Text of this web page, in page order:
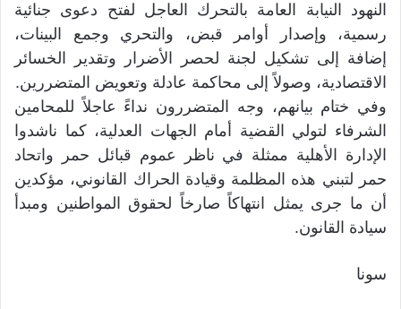
النهود النيابة العامة بالتحرك العاجل لفتح دعوى جنائية
رسمية، وإصدار أوامر قبض، والتحري وجمع البينات،
إضافة إلى تشكيل لجنة لحصر الأضرار وتقدير الخسائر
الاقتصادية، وصولاً إلى محاكمة عادلة وتعويض المتضررين.
وفي ختام بيانهم، وجه المتضررون نداءً عاجلاً للمحامين
الشرفاء لتولي القضية أمام الجهات العدلية، كما ناشدوا
الإدارة الأهلية ممثلة في ناظر عموم قبائل حمر واتحاد
حمر لتبني هذه المظلمة وقيادة الحراك القانوني، مؤكدين
أن ما جرى يمثل انتهاكاً صارخاً لحقوق المواطنين ومبدأ
سيادة القانون.
سونا